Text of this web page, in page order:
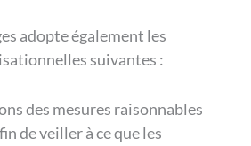
adopte également les
suivantes :
des mesures raisonnables
de veiller à ce que les